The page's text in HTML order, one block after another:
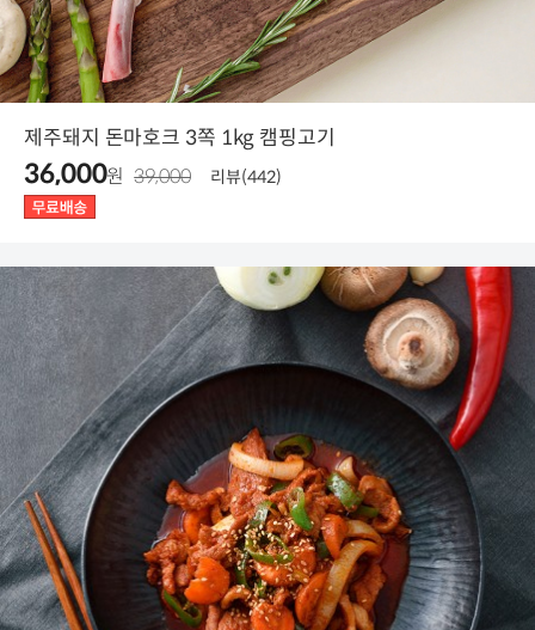
제주돼지 돈마호크 3쪽 1kg 캠핑고기
36,000원 39,000 리뷰(442)